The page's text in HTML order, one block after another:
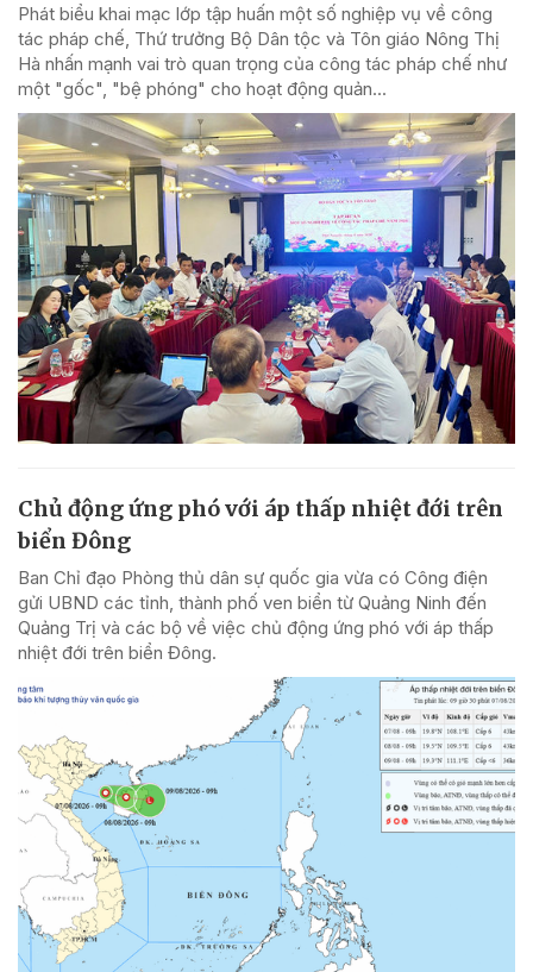
Phát biểu khai mạc lớp tập huấn một số nghiệp vụ về công
tác pháp chế, Thứ trưởng Bộ Dân tộc và Tôn giáo Nông Thị
Hà nhấn mạnh vai trò quan trọng của công tác pháp chế như
một "gốc", "bệ phóng" cho hoạt động quản...
Chủ động ứng phó với áp thấp nhiệt đới trên
biển Đông
Ban Chỉ đạo Phòng thủ dân sự quốc gia vừa có Công điện
gửi UBND các tỉnh, thành phố ven biển từ Quảng Ninh đến
Quảng Trị và các bộ về việc chủ động ứng phó với áp thấp
nhiệt đới trên biển Đông.